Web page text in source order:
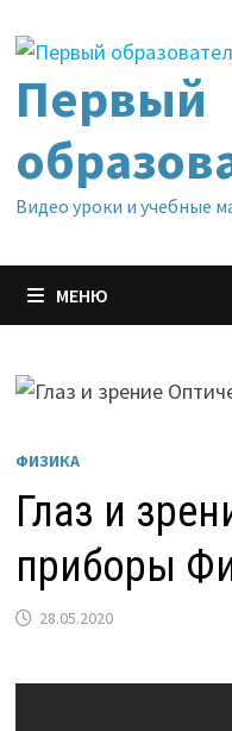
содержимому
Первый
Видео уроки и учебные
МЕНЮ
ФИЗИКА
Глаз и
приборы
28.05.2020